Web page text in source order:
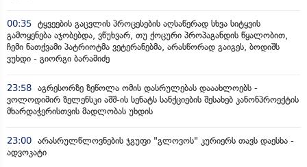
00:35 ტყვეების გაცვლის პროცესების აღსაწერად სხვა სიტყვის
გამოყენება აჯობებდა, ვწუხვარ, თუ ქოცური პროპაგანდის წყალობით,
ჩემი ნათქვამი პატრიოტმა ვეტერანებმა, არასწორად გაიგეს, ბოდიშს
ვუხდი - გიორგი ბარამიძე
23:58 აგრესორზე ზეწოლა ომის დასრულებას დააახლოებს -
ვოლოდიმირ ზელენსკი აშშ-ის სენატს სანქციების შესახებ კანონპროექტის
მხარდაჭერისთვის მადლობას უხდის
23:00 არასრულწლოვნების ჯგუფი "გლოვოს" კურიერს თავს დაესხა -
ადვოკატი